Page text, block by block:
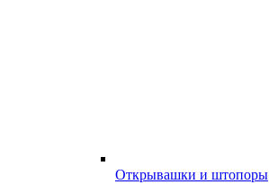
Открывашки и штопоры